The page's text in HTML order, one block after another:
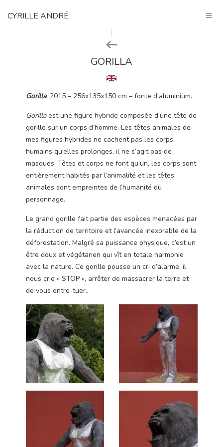
CYRILLE ANDRÉ
GORILLA
Gorilla, 2015 – 256x135x150 cm – fonte d’aluminium.
Gorillaest une figure hybride composée d’une tête de
gorille sur un corps d’homme. Les têtes animales de
mes figures hybrides ne cachent pas les corps
humains qu’elles prolonges, il ne s’agit pas de
masques. Têtes et corps ne font qu’un, les corps sont
entièrement habités par l’animalité et les têtes
animales sont empreintes de l’humanité du
personnage.
Le grand gorille fait partie des espèces menacées par
la réduction de territoire et l’avancée inexorable de la
déforestation. Malgré sa puissance physique, c’est un
être doux et végétarien qui vît en totale harmonie
avec la nature. Ce gorille pousse un cri d’alarme, il
nous crie « STOP », arrêter de massacrer la terre et
de vous entre-tuer..